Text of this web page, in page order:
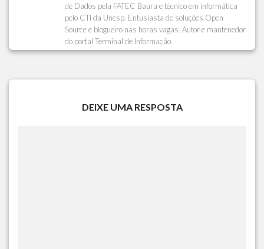
de Dados pela FATEC Bauru e técnico em informática
pelo CTI da Unesp. Entusiasta de soluções Open
Source e blogueiro nas horas vagas. Autor e mantenedor
do portal Terminal de Informação.
DEIXE UMA RESPOSTA